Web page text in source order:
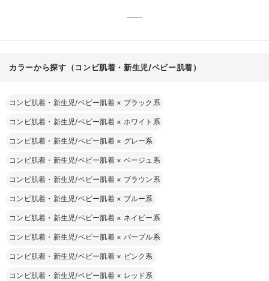
カラーから探す（コンビ肌着・新生児/ベビー肌着）
コンビ肌着・新生児/ベビー肌着 × ブラック系
コンビ肌着・新生児/ベビー肌着 × ホワイト系
コンビ肌着・新生児/ベビー肌着 × グレー系
コンビ肌着・新生児/ベビー肌着 × ベージュ系
コンビ肌着・新生児/ベビー肌着 × ブラウン系
コンビ肌着・新生児/ベビー肌着 × ブルー系
コンビ肌着・新生児/ベビー肌着 × ネイビー系
コンビ肌着・新生児/ベビー肌着 × パープル系
コンビ肌着・新生児/ベビー肌着 × ピンク系
コンビ肌着・新生児/ベビー肌着 × レッド系